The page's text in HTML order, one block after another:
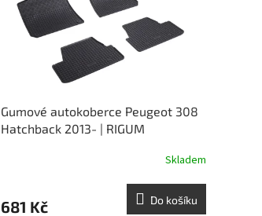
Gumové autokoberce Peugeot 308
Hatchback 2013- | RIGUM
Skladem
681 Kč Do košíku